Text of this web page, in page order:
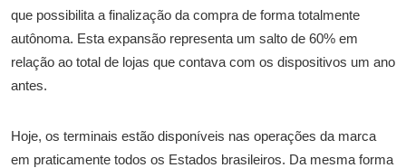
que possibilita a finalização da compra de forma totalmente
autônoma. Esta expansão representa um salto de 60% em
relação ao total de lojas que contava com os dispositivos um ano
antes.
Hoje, os terminais estão disponíveis nas operações da marca
em praticamente todos os Estados brasileiros. Da mesma forma